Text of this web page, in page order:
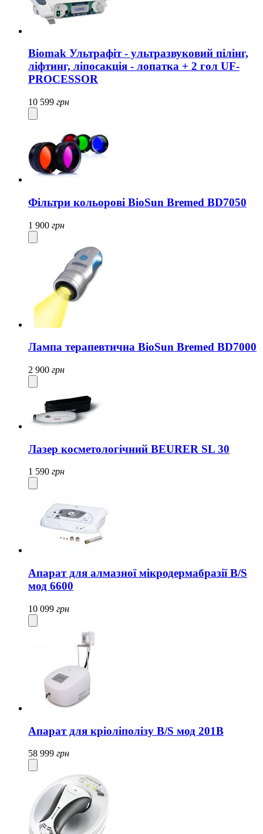
Biomak Ультрафіт - ультразвуковий пілінг,
ліфтинг, ліпосакція - лопатка + 2 гол UF-
PROCESSOR
10 599 грн
Фільтри кольорові BioSun Bremed BD7050
1 900 грн
Лампа терапевтична BioSun Bremed BD7000
2 900 грн
Лазер косметологічний BEURER SL 30
1 590 грн
Апарат для алмазної мікродермабразії B/S
мод 6600
10 099 грн
Апарат для кріоліполізу B/S мод 201B
58 999 грн